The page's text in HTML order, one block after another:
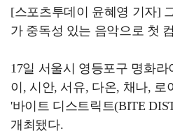
[스포츠투데이 윤혜영 기자]
가 중독성 있는 음악으로 첫
17일 서울시 영등포구 명화
이, 시안, 서유, 다온, 채나, 로
'바이트 디스트릭트(BITE
개최됐다.